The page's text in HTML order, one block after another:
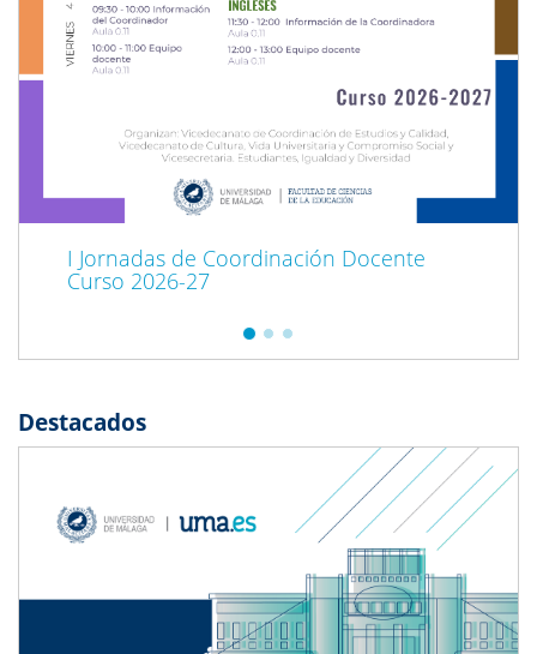
I Jornadas de Coordinación Docente
Curso 2026-27
Destacados
Next